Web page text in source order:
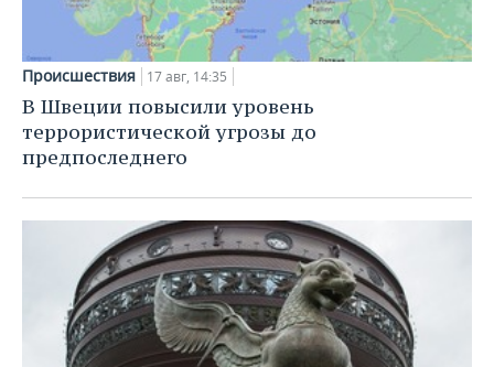
Происшествия 17 авг, 14:35
В Швеции повысили уровень
террористической угрозы до
предпоследнего